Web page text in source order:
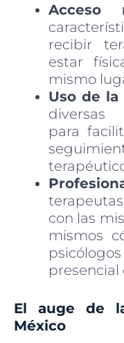
Acceso
recibir
estar
mismo
Uso de
diversas
para
con las
mismos
presencial
El auge de
México